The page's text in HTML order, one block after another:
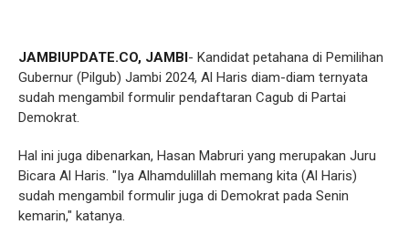
JAMBIUPDATE.CO, JAMBI - Kandidat petahana di Pemilihan
Gubernur (Pilgub) Jambi 2024, Al Haris diam-diam ternyata
sudah mengambil formulir pendaftaran Cagub di Partai
Demokrat.
Hal ini juga dibenarkan, Hasan Mabruri yang merupakan Juru
Bicara Al Haris. "Iya Alhamdulillah memang kita (Al Haris)
sudah mengambil formulir juga di Demokrat pada Senin
kemarin," katanya.